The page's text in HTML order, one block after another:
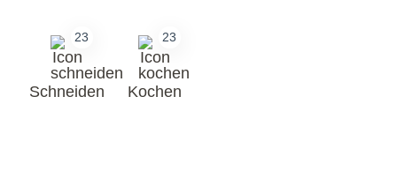
23
Schneiden
23
Kochen